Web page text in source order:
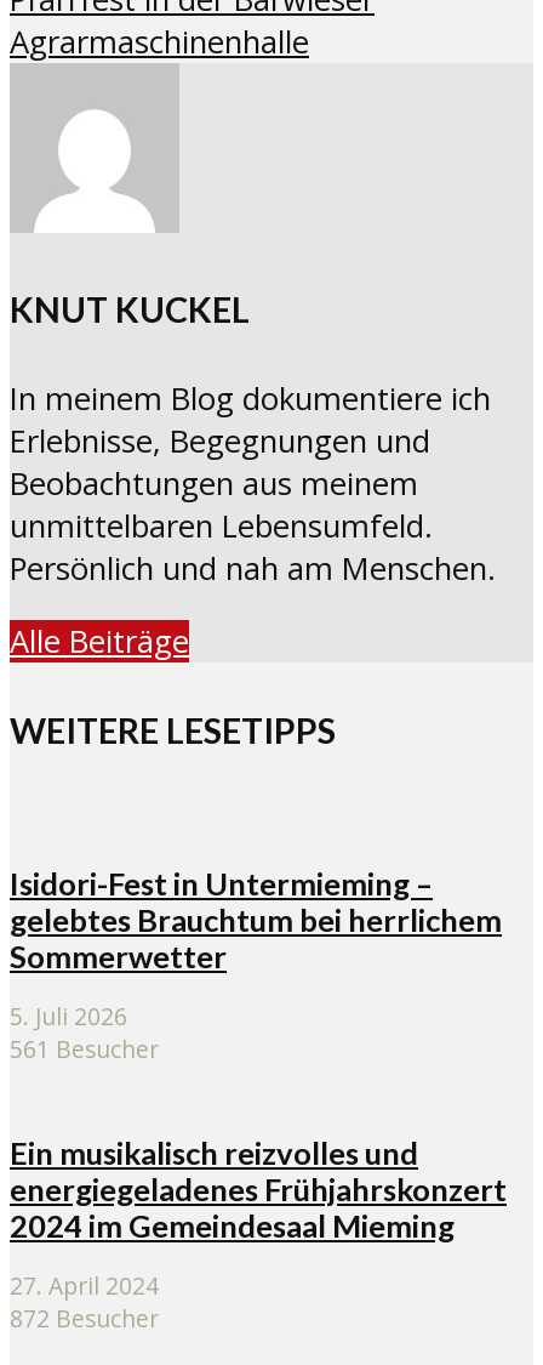
Agrarmaschinenhalle
KNUT KUCKEL
In meinem Blog dokumentiere ich
Erlebnisse, Begegnungen und
Beobachtungen aus meinem
unmittelbaren Lebensumfeld.
Persönlich und nah am Menschen.
Alle Beiträge
WEITERE LESETIPPS
Isidori-Fest in Untermieming –
gelebtes Brauchtum bei herrlichem
Sommerwetter
5. Juli 2026
561 Besucher
Ein musikalisch reizvolles und
energiegeladenes Frühjahrskonzert
2024 im Gemeindesaal Mieming
27. April 2024
872 Besucher